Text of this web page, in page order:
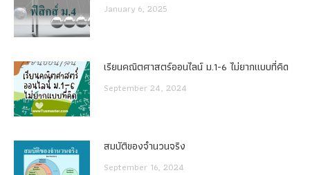
January 6, 2025
เรียนคณิตศาสตร์ออนไลน์ ม.1-6 ไม่ยากแบบที่คิด
September 24, 2024
สมบัติของจำนวนจริง
September 16, 2024